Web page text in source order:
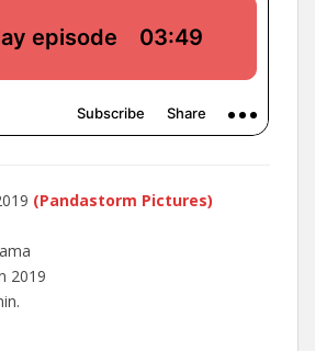
(Pandastorm Pictures)
2019